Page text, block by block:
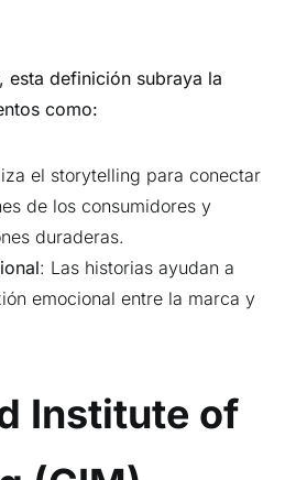
esta definición subraya la
como:
el storytelling para conectar
de los consumidores y
duraderas.
: Las historias ayudan a
emocional entre la marca y
Institute of